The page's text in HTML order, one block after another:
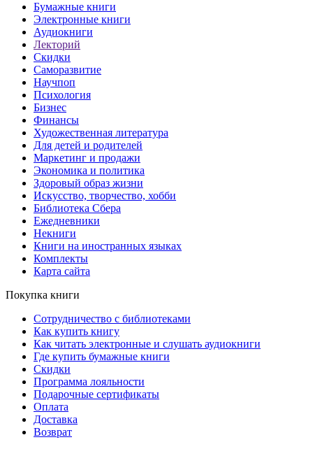
Бумажные книги
Электронные книги
Аудиокниги
Лекторий
Скидки
Саморазвитие
Научпоп
Психология
Бизнес
Финансы
Художественная литература
Для детей и родителей
Маркетинг и продажи
Экономика и политика
Здоровый образ жизни
Искусство, творчество, хобби
Библиотека Сбера
Ежедневники
Некниги
Книги на иностранных языках
Комплекты
Карта сайта
Покупка книги
Сотрудничество с библиотеками
Как купить книгу
Как читать электронные и слушать аудиокниги
Где купить бумажные книги
Скидки
Программа лояльности
Подарочные сертификаты
Оплата
Доставка
Возврат